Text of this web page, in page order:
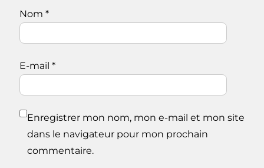
Nom *
E-mail *
Enregistrer mon nom, mon e-mail et mon site
dans le navigateur pour mon prochain
commentaire.